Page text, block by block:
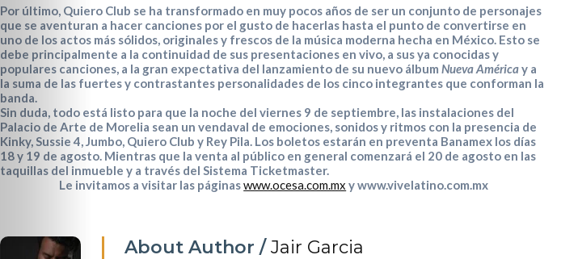
Por último, Quiero Club se ha transformado en muy pocos años de ser un conjunto de personajes
que se aventuran a hacer canciones por el gusto de hacerlas hasta el punto de convertirse en
uno de los actos más sólidos, originales y frescos de la música moderna hecha en México. Esto se
debe principalmente a la continuidad de sus presentaciones en vivo, a sus ya conocidas y
populares canciones, a la gran expectativa del lanzamiento de su nuevo álbum Nueva Américay a
la suma de las fuertes y contrastantes personalidades de los cinco integrantes que conforman la
banda.
Sin duda, todo está listo para que la noche del viernes 9 de septiembre, las instalaciones del
Palacio de Arte de Morelia sean un vendaval de emociones, sonidos y ritmos con la presencia de
Kinky,Sussie 4,Jumbo, Quiero Club y Rey Pila. Los boletos estarán en preventa Banamex los días
18 y 19 de agosto. Mientras que la venta al público en general comenzará el 20 de agosto en las
taquillas del inmueble y a través del Sistema Ticketmaster.
Le invitamos a visitar las páginaswww.ocesa.com.mx y www.vivelatino.com.mx
About Author /Jair Garcia